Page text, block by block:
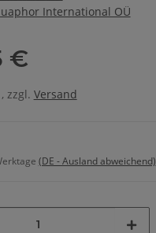
International OÜ
€
zzgl. Versand
(DE - Ausland abweichend)